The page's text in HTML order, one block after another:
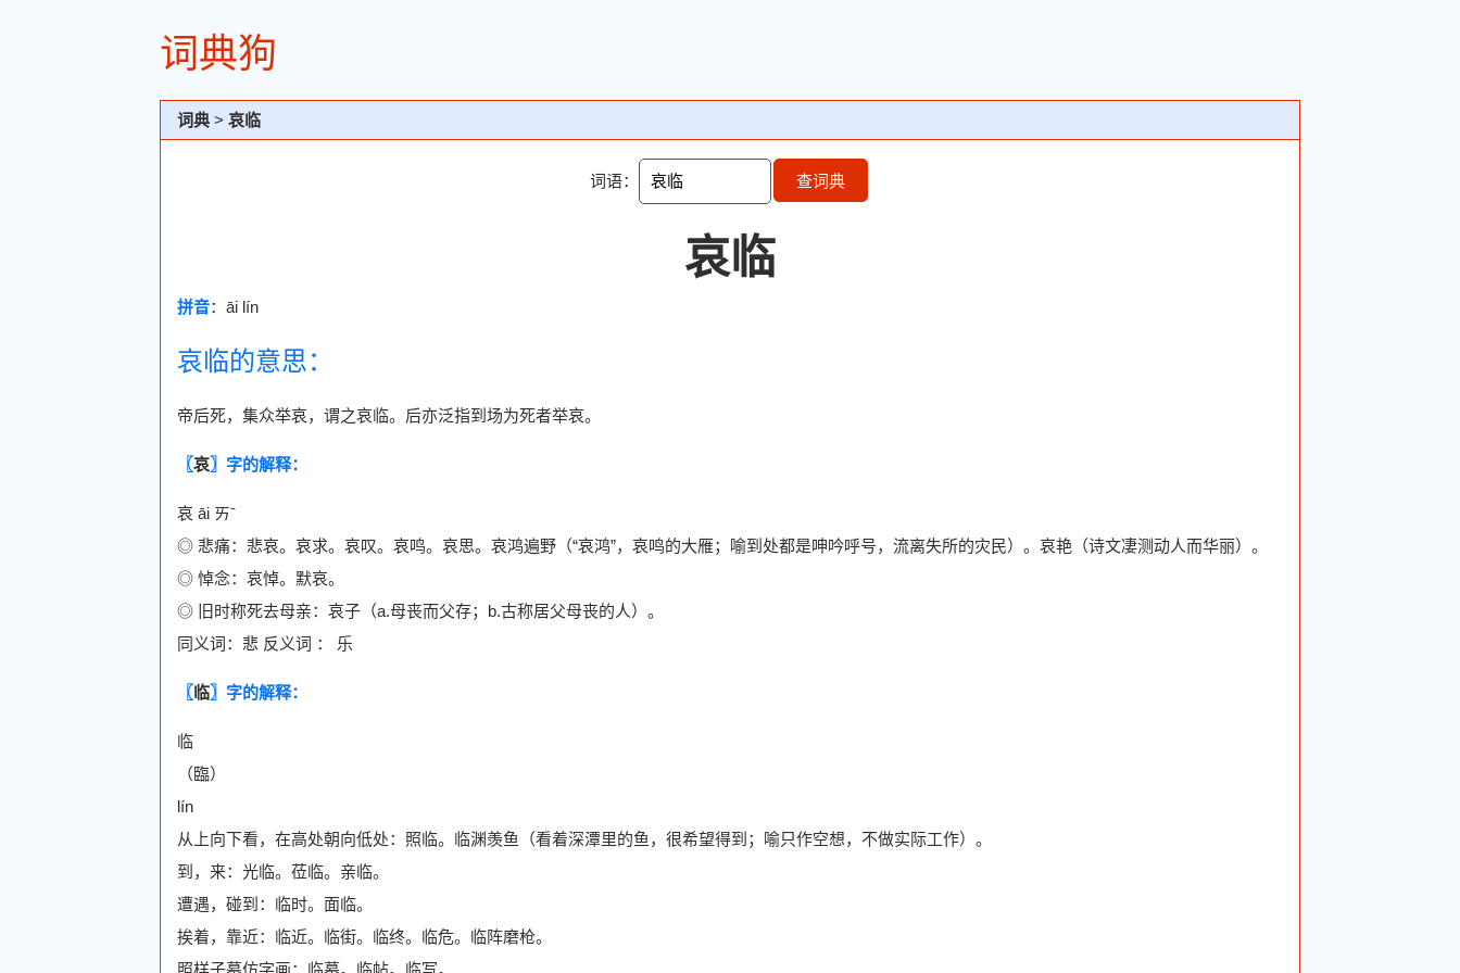
词典狗
词典 > 哀临
词语： 查词典
哀临
拼音：āi lín
哀临的意思：
帝后死，集众举哀，谓之哀临。后亦泛指到场为死者举哀。
〖哀〗字的解释：
哀 āi ㄞˉ
◎ 悲痛：悲哀。哀求。哀叹。哀鸣。哀思。哀鸿遍野（“哀鸿”，哀鸣的大雁；喻到处都是呻吟呼号，流离失所的灾民）。哀艳（诗文凄测动人而华丽）。
◎ 悼念：哀悼。默哀。
◎ 旧时称死去母亲：哀子（a.母丧而父存；b.古称居父母丧的人）。
同义词：悲 反义词 ： 乐
〖临〗字的解释：
临
（臨）
lín
从上向下看，在高处朝向低处：照临。临渊羡鱼（看着深潭里的鱼，很希望得到；喻只作空想，不做实际工作）。
到，来：光临。莅临。亲临。
遭遇，碰到：临时。面临。
挨着，靠近：临近。临街。临终。临危。临阵磨枪。
照样子摹仿字画：临摹。临帖。临写。